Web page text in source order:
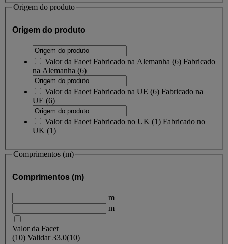
Origem do produto
Origem do produto
Valor da Facet Fabricado na Alemanha (6) Fabricado
na Alemanha (6)
Valor da Facet Fabricado na UE (6) Fabricado na
UE (6)
Valor da Facet Fabricado no UK (1) Fabricado no
UK (1)
Comprimentos (m)
Comprimentos (m)
m
m
Valor da Facet
(10) Validar33.0(10)